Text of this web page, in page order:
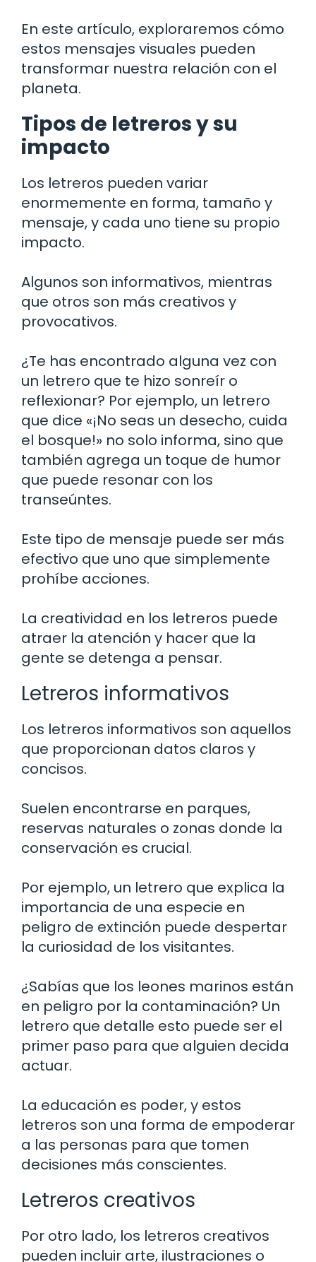
En este artículo, exploraremos cómo
estos mensajes visuales pueden
transformar nuestra relación con el
planeta.
Tipos de letreros y su
impacto
Los letreros pueden variar
enormemente en forma, tamaño y
mensaje, y cada uno tiene su propio
impacto.
Algunos son informativos, mientras
que otros son más creativos y
provocativos.
¿Te has encontrado alguna vez con
un letrero que te hizo sonreír o
reflexionar? Por ejemplo, un letrero
que dice «¡No seas un desecho, cuida
el bosque!» no solo informa, sino que
también agrega un toque de humor
que puede resonar con los
transeúntes.
Este tipo de mensaje puede ser más
efectivo que uno que simplemente
prohíbe acciones.
La creatividad en los letreros puede
atraer la atención y hacer que la
gente se detenga a pensar.
Letreros informativos
Los letreros informativos son aquellos
que proporcionan datos claros y
concisos.
Suelen encontrarse en parques,
reservas naturales o zonas donde la
conservación es crucial.
Por ejemplo, un letrero que explica la
importancia de una especie en
peligro de extinción puede despertar
la curiosidad de los visitantes.
¿Sabías que los leones marinos están
en peligro por la contaminación? Un
letrero que detalle esto puede ser el
primer paso para que alguien decida
actuar.
La educación es poder, y estos
letreros son una forma de empoderar
a las personas para que tomen
decisiones más conscientes.
Letreros creativos
Por otro lado, los letreros creativos
pueden incluir arte, ilustraciones o